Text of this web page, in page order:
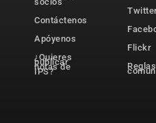
Contáctenos
Apóyenos
¿Quieres
publicar
notas de
IPS?
Flickr